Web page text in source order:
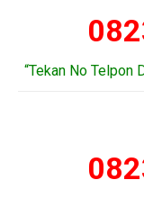
“Tekan No Telpon